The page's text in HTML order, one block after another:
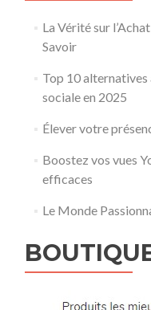
La Vérité sur
Savoir
Top 10 alternatives
sociale en 2025
Élever votre
Boostez vos vues
efficaces
Le Monde